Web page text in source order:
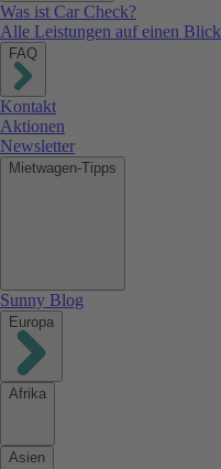
Was ist Car Check?
Alle Leistungen auf einen Blick
FAQ
Kontakt
Aktionen
Newsletter
Mietwagen-Tipps
Sunny Blog
Europa
Afrika
Asien